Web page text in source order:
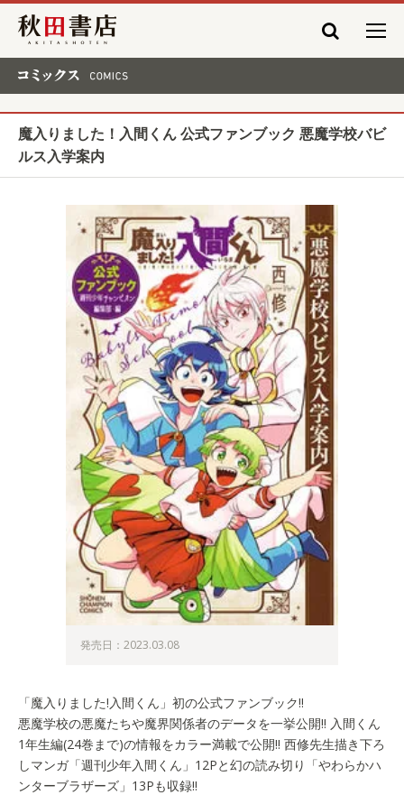
秋田書店
魔入りました！入間くん 公式ファンブック 悪魔学校バビ
ルス入学案内
発売日：2023.03.08
「魔入りました!入間くん」初の公式ファンブック!!
悪魔学校の悪魔たちや魔界関係者のデータを一挙公開!! 入間くん
1年生編(24巻まで)の情報をカラー満載で公開!! 西修先生描き下ろ
しマンガ「週刊少年入間くん」12Pと幻の読み切り「やわらかハ
ンターブラザーズ」13Pも収録!!